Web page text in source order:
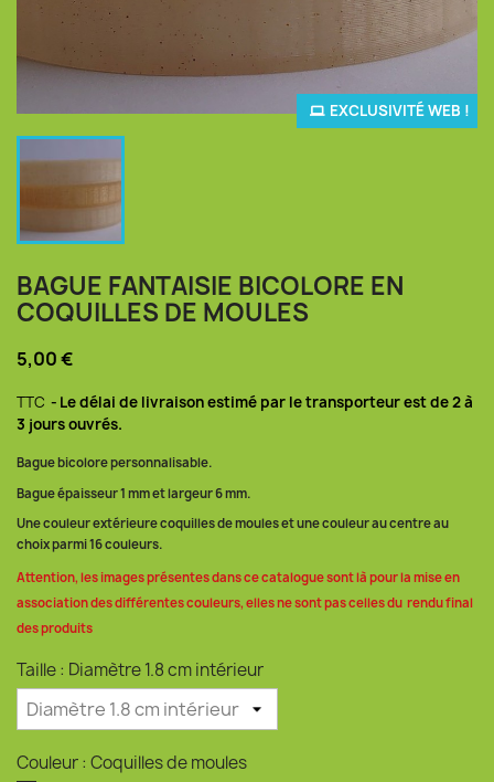
EXCLUSIVITÉ WEB !
BAGUE FANTAISIE BICOLORE EN
COQUILLES DE MOULES
5,00 €
TTC
Le délai de livraison estimé par le transporteur est de 2 à
3 jours ouvrés.
Bague bicolore personnalisable.
Bague épaisseur 1 mm et largeur 6 mm.
Une couleur extérieure coquilles de moules et une couleur au centre au
choix parmi 16 couleurs.
Attention, les images présentes dans ce catalogue sont là pour la mise en
association des différentes couleurs, elles ne sont pas celles du rendu final
des produits
Taille : Diamètre 1.8 cm intérieur
Couleur : Coquilles de moules